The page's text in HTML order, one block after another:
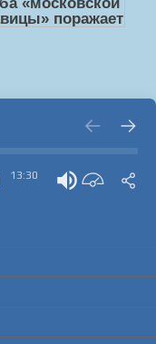
13:30